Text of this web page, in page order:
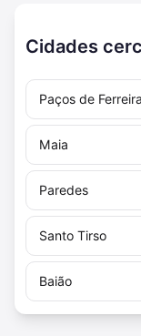
Cidades
Paços de Ferreira
Maia
Paredes
Santo Tirso
Baião